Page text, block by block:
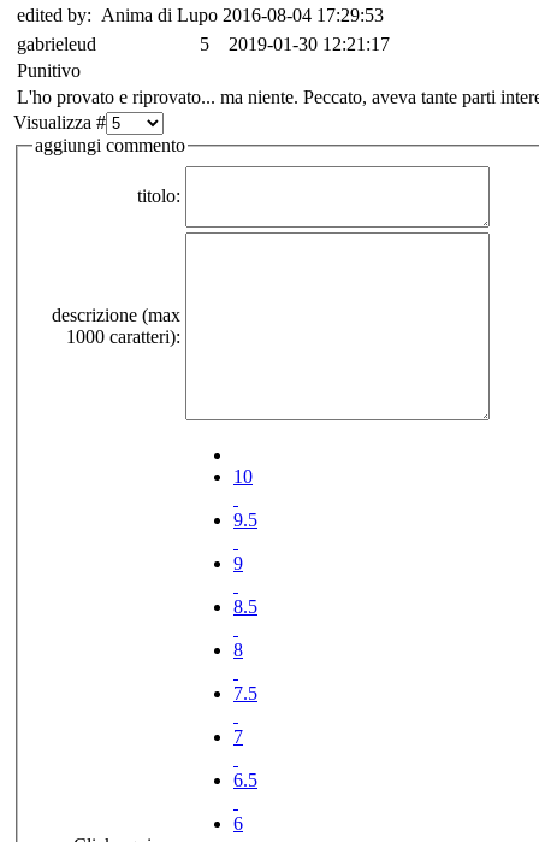
edited by: Anima di Lupo 2016-08-04 17:29:53
gabrieleud
5
2019-01-30 12:21:17
Punitivo
L'ho provato e riprovato... ma niente. Peccato, aveva tante parti
Visualizza #
aggiungi commento
titolo:
descrizione (max
1000 caratteri):
10
9.5
9
8.5
8
7.5
7
6.5
6